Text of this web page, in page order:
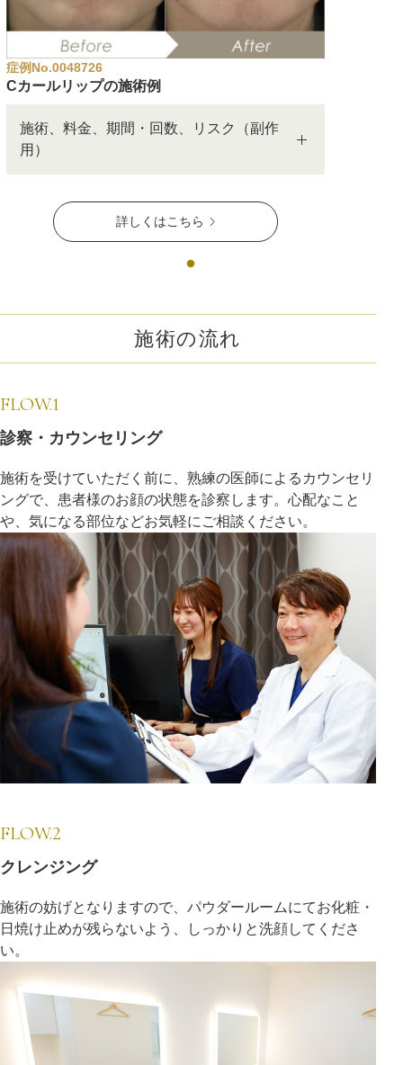
症例No.0048726
Cカールリップの施術例
施術、料金、期間・回数、リスク（副作
用）
詳しくはこちら
施術の流れ
FLOW.1
診察・カウンセリング
施術を受けていただく前に、熟練の医師によるカウンセリ
ングで、患者様のお顔の状態を診察します。心配なこと
や、気になる部位などお気軽にご相談ください。
FLOW.2
クレンジング
施術の妨げとなりますので、パウダールームにてお化粧・
日焼け止めが残らないよう、しっかりと洗顔してくださ
い。